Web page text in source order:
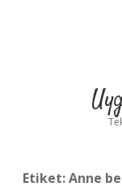
Etiket:Anne